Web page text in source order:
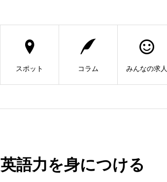
スポット コラム みんなの求人
語力を身につける